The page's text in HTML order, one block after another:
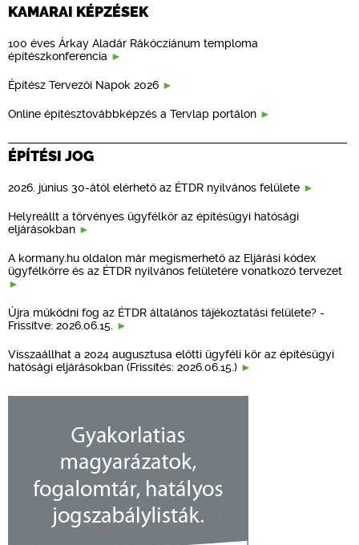
KAMARAI KÉPZÉSEK
100 éves Árkay Aladár Rákócziánum temploma
építészkonferencia
Építész Tervezői Napok 2026
Online építésztovábbképzés a Tervlap portálon
ÉPÍTÉSI JOG
2026. június 30-ától elérhető az ÉTDR nyilvános felülete
Helyreállt a törvényes ügyfélkör az építésügyi hatósági
eljárásokban
A kormany.hu oldalon már megismerhető az Eljárási kódex
ügyfélkörre és az ÉTDR nyilvános felületére vonatkozó tervezet
Újra működni fog az ÉTDR általános tájékoztatási felülete? -
Frissítve: 2026.06.15.
Visszaállhat a 2024 augusztusa előtti ügyféli kör az építésügyi
hatósági eljárásokban (Frissítés: 2026.06.15.)